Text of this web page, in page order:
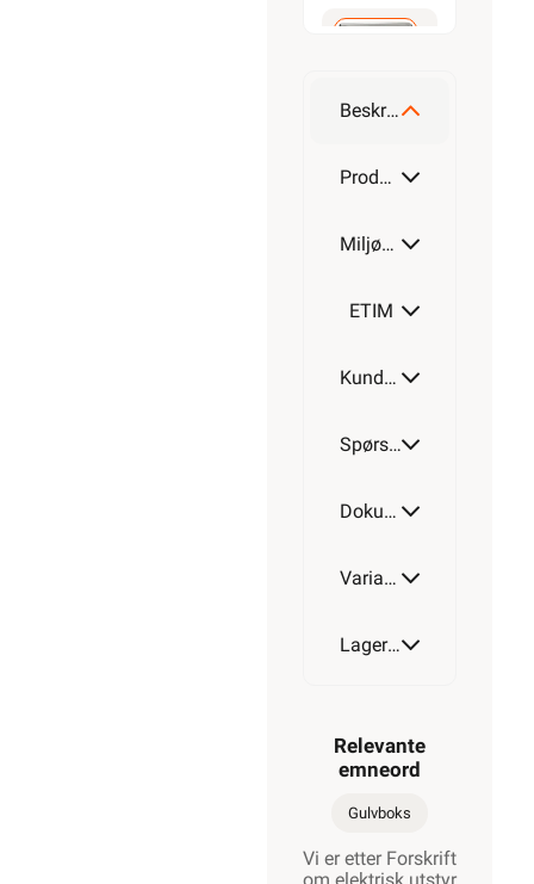
Beskrivelse
Produktdetaljer
Miljøparametere
ETIM
Kundeomtale
Spørsmål og svar
Dokumentasjon
Varianter av artikkel
Lagerstatus
Relevante
emneord
Gulvboks
Vi er etter Forskrift